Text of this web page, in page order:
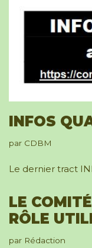
INFOS
par CDBM
Le dernier tract
LE
RÔLE
par Rédaction